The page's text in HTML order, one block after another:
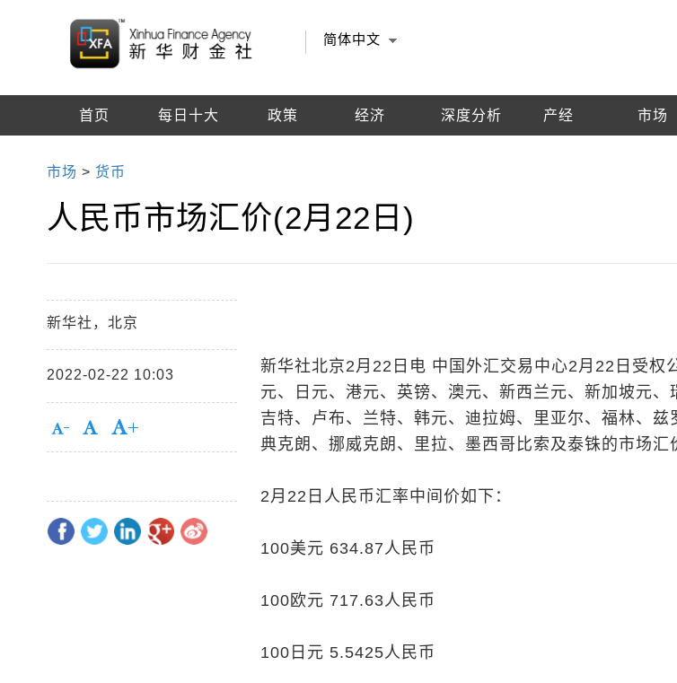
简体中文
首页 每日十大 政策 经济 深度分析 产经 市场
市场 >货币
人民币市场汇价(2月22日)
新华社，北京
2022-02-22 10:03
新华社北京2月22日电 中国外汇交易中心2月22日受权
元、日元、港元、英镑、澳元、新西兰元、新加坡元、
吉特、卢布、兰特、韩元、迪拉姆、里亚尔、福林、兹
典克朗、挪威克朗、里拉、墨西哥比索及泰铢的市场汇
2月22日人民币汇率中间价如下：
100美元 634.87人民币
100欧元 717.63人民币
100日元 5.5425人民币